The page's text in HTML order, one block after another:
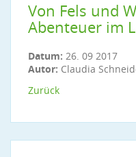
Von Fels und
Abenteuer im
Datum: 26. 09 2017
Autor: Claudia
Zurück